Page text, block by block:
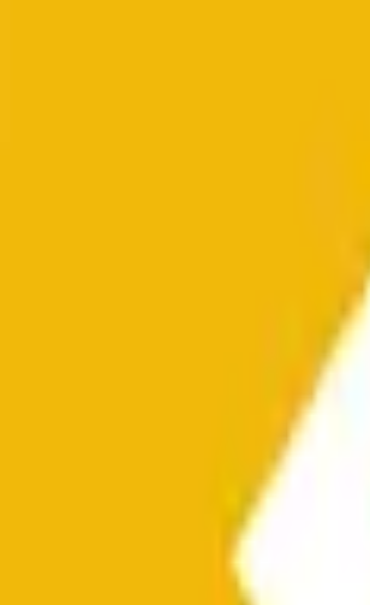
BNB price at the end of the time
source for this market is information
according to Chainlink data stream
BNB price at the end of the time